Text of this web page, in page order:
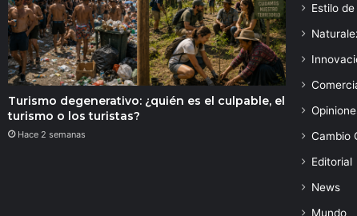
Turismo degenerativo: ¿quién es el culpable, el
turismo o los turistas?
Hace 2 semanas
Estilo
Cambio
Editorial
News
Mundo